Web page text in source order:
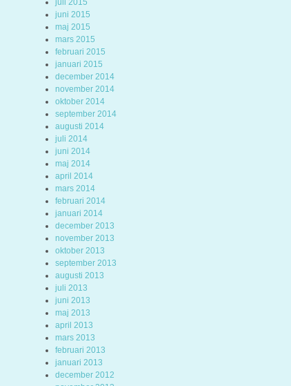
juli 2015
juni 2015
maj 2015
mars 2015
februari 2015
januari 2015
december 2014
november 2014
oktober 2014
september 2014
augusti 2014
juli 2014
juni 2014
maj 2014
april 2014
mars 2014
februari 2014
januari 2014
december 2013
november 2013
oktober 2013
september 2013
augusti 2013
juli 2013
juni 2013
maj 2013
april 2013
mars 2013
februari 2013
januari 2013
december 2012